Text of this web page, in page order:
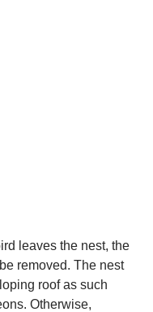
removed. The nest
roof as such
Otherwise,